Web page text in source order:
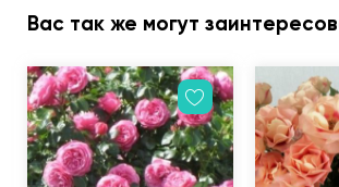
Вас так же могут